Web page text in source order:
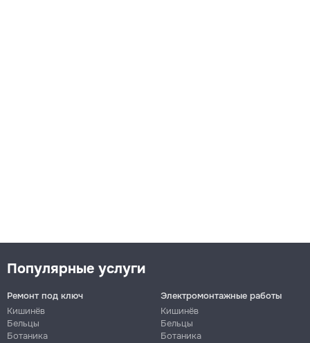
Популярные услуги
Ремонт под ключ
Кишинёв
Бельцы
Ботаника
Электромонтажные работы
Кишинёв
Бельцы
Ботаника